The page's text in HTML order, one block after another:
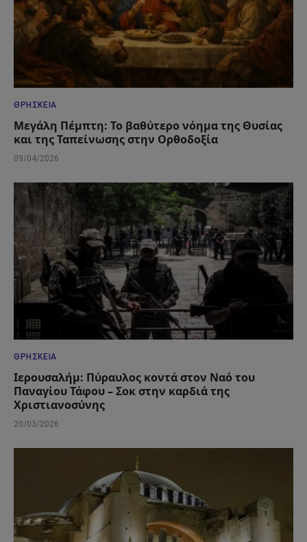
ΘΡΗΣΚΕΊΑ
Μεγάλη Πέμπτη: Το βαθύτερο νόημα της Θυσίας
και της Ταπείνωσης στην Ορθοδοξία
09/04/2026
ΘΡΗΣΚΕΊΑ
Ιερουσαλήμ: Πύραυλος κοντά στον Ναό του
Παναγίου Τάφου – Σοκ στην καρδιά της
Χριστιανοσύνης
20/03/2026